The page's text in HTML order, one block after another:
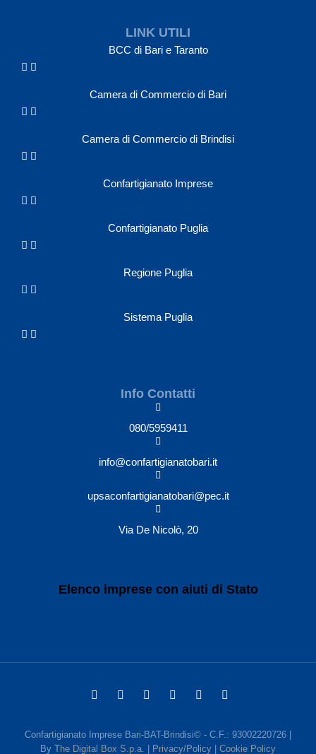
LINK UTILI
BCC di Bari e Taranto
Camera di Commercio di Bari
Camera di Commercio di Brindisi
Confartigianato Imprese
Confartigianato Puglia
Regione Puglia
Sistema Puglia
Info Contatti
080/5959411
info@confartigianatobari.it
upsaconfartigianatobari@pec.it
Via De Nicolò, 20
Elenco imprese con aiuti di Stato
Confartigianato Imprese Bari-BAT-Brindisi© - C.F.: 93002220726 |
By The Digital Box S.p.a. Privacy/Policy Cookie Policy